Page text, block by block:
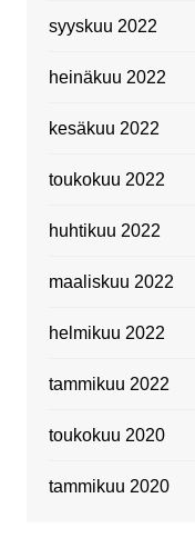
syyskuu 2022
heinäkuu 2022
kesäkuu 2022
toukokuu 2022
huhtikuu 2022
maaliskuu 2022
helmikuu 2022
tammikuu 2022
toukokuu 2020
tammikuu 2020